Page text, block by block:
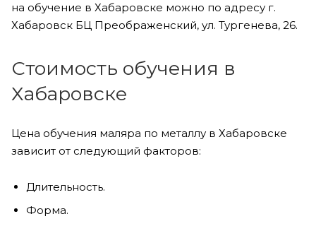
на обучение в Хабаровске можно по адресу г.
Хабаровск БЦ Преображенский, ул. Тургенева, 26.
Стоимость обучения в
Хабаровске
Цена обучения маляра по металлу в Хабаровске
зависит от следующий факторов:
Длительность.
Форма.